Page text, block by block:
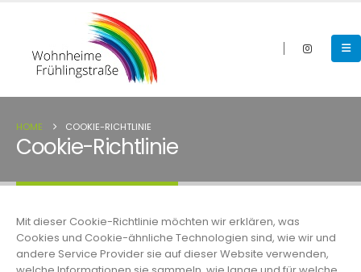
HOME COOKIE-RICHTLINIE
Cookie-Richtlinie
Mit dieser Cookie-Richtlinie möchten wir erklären, was
Cookies und Cookie-ähnliche Technologien sind, wie wir und
andere Service Provider sie auf dieser Website verwenden,